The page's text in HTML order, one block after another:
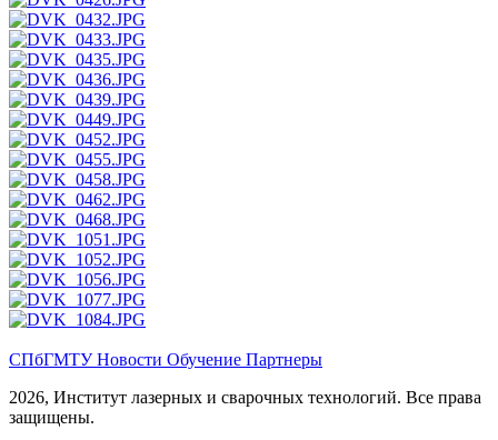
СПбГМТУНовости Обучение Партнеры
2026, Институт лазерных и сварочных технологий. Все права
защищены.